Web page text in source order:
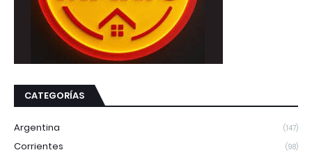
CATEGORÍAS
Argentina (147)
Corrientes (98)